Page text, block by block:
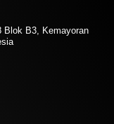
Blok B3, Kemayoran